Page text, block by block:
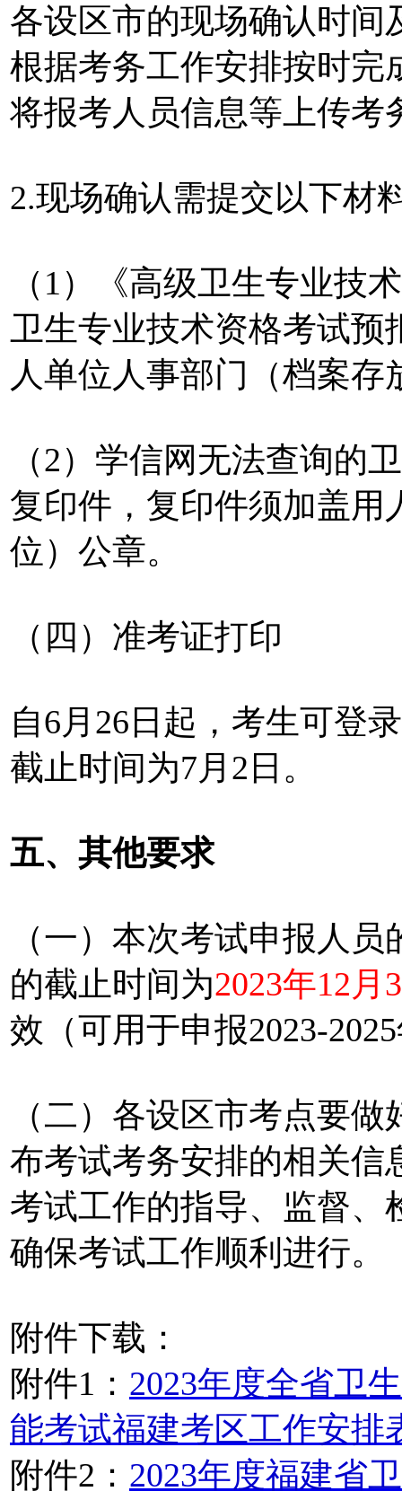
各设区市的现场确认时间
根据考务工作安排按时完
将报考人员信息等上传考
2.现场确认需提交以下材
（1）《高级卫生专业技
卫生专业技术资格考试
人单位人事部门（档案存
（2）学信网无法查询的
复印件，复印件须加盖用
位）公章。
（四）准考证打印
自6月26日起，考生可登
截止时间为7月2日。
五、其他要求
（一）本次考试申报人
的截止时间为2023年12月
效（可用于申报2023-
（二）各设区市考点要
布考试考务安排的相关信
考试工作的指导、监督、
确保考试工作顺利进行。
附件下载：
附件1： 2023年度全省卫
能考试福建考区工作安排
附件2： 2023年度福建省